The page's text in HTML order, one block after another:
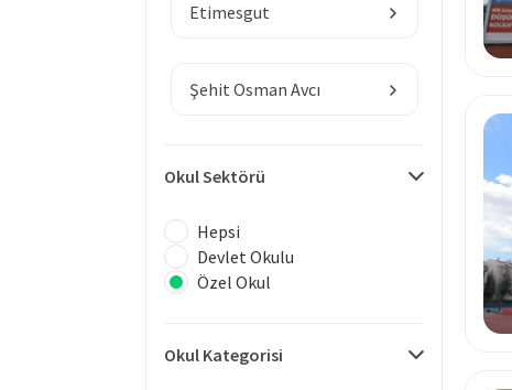
Etimesgut
Şehit Osman Avcı
Okul Sektörü
Hepsi
Devlet Okulu
Özel Okul
Okul Kategorisi